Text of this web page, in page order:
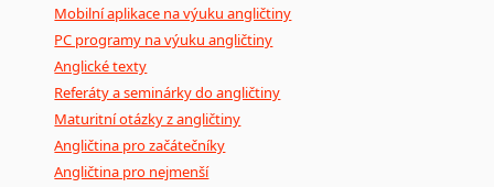
Mobilní aplikace na výuku angličtiny
PC programy na výuku angličtiny
Anglické texty
Referáty a seminárky do angličtiny
Maturitní otázky z angličtiny
Angličtina pro začátečníky
Angličtina pro nejmenší